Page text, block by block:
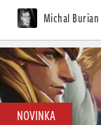
Michal Burian
NOVINKA